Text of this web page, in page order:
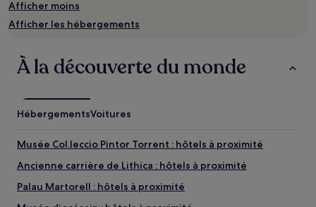
et
la
disponibilité
susceptibles
de
Des
conditions
supplémentaires
s’appliquer.
Afficher moins
Afficher les hébergements
À la découverte du monde
HébergementsVoitures
Musée Col.leccio Pintor Torrent : hôtels à proximité
Ancienne carrière de Lithica : hôtels à proximité
Palau Martorell : hôtels à proximité